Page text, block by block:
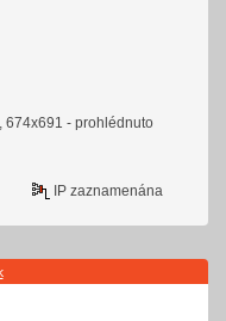
674x691 - prohlédnuto
IP zaznamenána